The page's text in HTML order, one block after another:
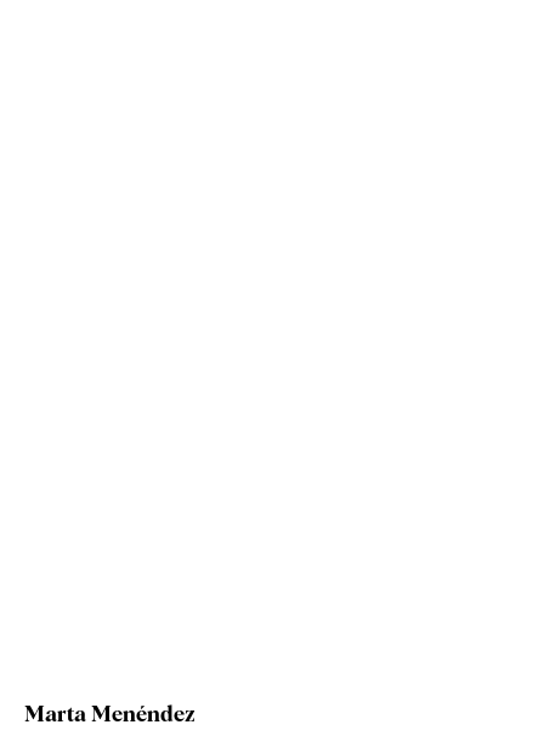
Marta Menéndez